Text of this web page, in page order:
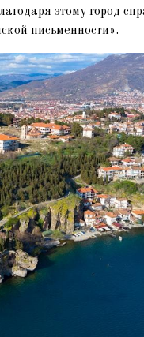
этому город
письменности».